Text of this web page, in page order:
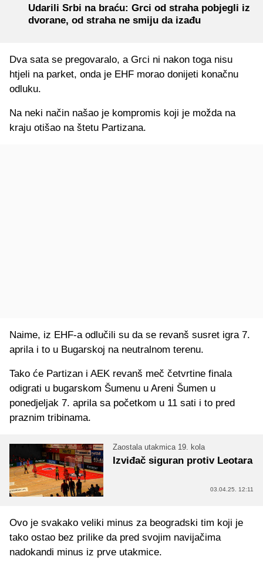
Udarili Srbi na braću: Grci od straha pobjegli iz
dvorane, od straha ne smiju da izađu
Dva sata se pregovaralo, a Grci ni nakon toga nisu
htjeli na parket, onda je EHF morao donijeti konačnu
odluku.
Na neki način našao je kompromis koji je možda na
kraju otišao na štetu Partizana.
Naime, iz EHF-a odlučili su da se revanš susret igra 7.
aprila i to u Bugarskoj na neutralnom terenu.
Tako će Partizan i AEK revanš meč četvrtine finala
odigrati u bugarskom Šumenu u Areni Šumen u
ponedjeljak 7. aprila sa početkom u 11 sati i to pred
praznim tribinama.
Zaostala utakmica 19. kola
Izviđač siguran protiv Leotara
03.04.25. 12:11
Ovo je svakako veliki minus za beogradski tim koji je
tako ostao bez prilike da pred svojim navijačima
nadokandi minus iz prve utakmice.